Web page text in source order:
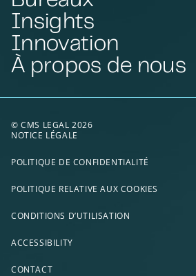
Insights
Innovation
À propos de nous
© CMS LEGAL 2026
NOTICE LÉGALE
POLITIQUE DE CONFIDENTIALITÉ
POLITIQUE RELATIVE AUX COOKIES
CONDITIONS D’UTILISATION
ACCESSIBILITY
CONTACT